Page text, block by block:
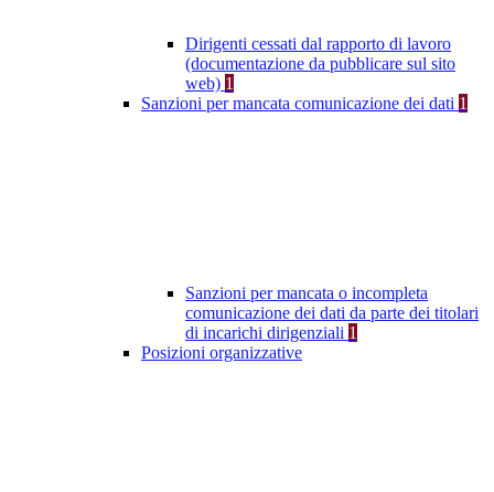
Dirigenti cessati dal rapporto di lavoro
(documentazione da pubblicare sul sito
web) 1
Sanzioni per mancata comunicazione dei dati 1
Sanzioni per mancata o incompleta
comunicazione dei dati da parte dei titolari
di incarichi dirigenziali 1
Posizioni organizzative